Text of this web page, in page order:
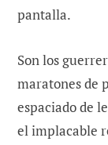
pantalla.
Son los
maratones de
espaciado de
el implacable